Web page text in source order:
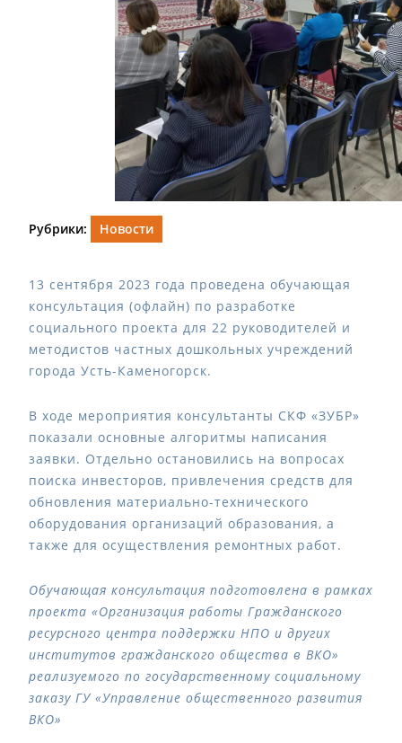
Рубрики: Новости
13 сентября 2023 года проведена обучающая
консультация (офлайн) по разработке
социального проекта для 22 руководителей и
методистов частных дошкольных учреждений
города Усть-Каменогорск.
В ходе мероприятия консультанты СКФ «ЗУБР»
показали основные алгоритмы написания
заявки. Отдельно остановились на вопросах
поиска инвесторов, привлечения средств для
обновления материально-технического
оборудования организаций образования, а
также для осуществления ремонтных работ.
Обучающая консультация подготовлена в рамках
проекта «Организация работы Гражданского
ресурсного центра поддержки НПО и других
институтов гражданского общества в ВКО»
реализуемого по государственному социальному
заказу ГУ «Управление общественного развития
ВКО»